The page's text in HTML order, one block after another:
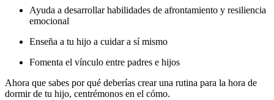
Ayuda a desarrollar habilidades de afrontamiento y resiliencia
emocional
Enseña a tu hijo a cuidar a sí mismo
Fomenta el vínculo entre padres e hijos
Ahora que sabes por qué deberías crear una rutina para la hora de
dormir de tu hijo, centrémonos en el cómo.